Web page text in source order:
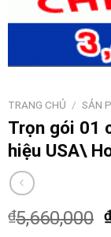
TRANG CHỦ / SẢN
Trọn gói 01
hiệu USA\
₫5,660,000